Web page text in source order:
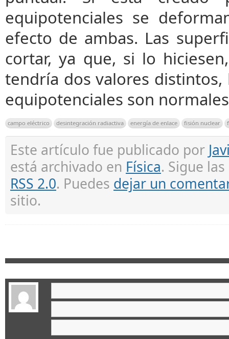
equipotenciales se
efecto de ambas. Las
cortar, ya que, si lo
tendría dos valores
equipotenciales son
campo eléctrico desintegración radiactiva energía de enlace fisión nuclear
Este artículo fue publicado por
está archivado en Física. Sigue
RSS 2.0. Puedes dejar un
sitio.